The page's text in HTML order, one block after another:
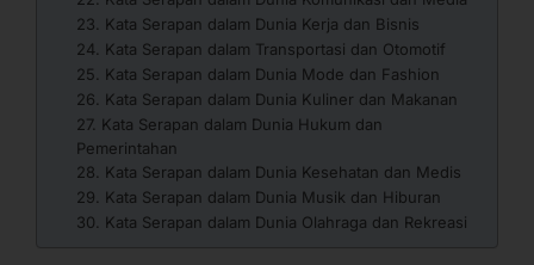
23. Kata Serapan dalam Dunia Kerja dan Bisnis
24. Kata Serapan dalam Transportasi dan Otomotif
25. Kata Serapan dalam Dunia Mode dan Fashion
26. Kata Serapan dalam Dunia Kuliner dan Makanan
27. Kata Serapan dalam Dunia Hukum dan
Pemerintahan
28. Kata Serapan dalam Dunia Kesehatan dan Medis
29. Kata Serapan dalam Dunia Musik dan Hiburan
30. Kata Serapan dalam Dunia Olahraga dan Rekreasi